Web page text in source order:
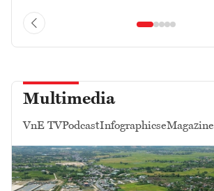
Multimedia
VnE TVPodcastInfographicseMagazine